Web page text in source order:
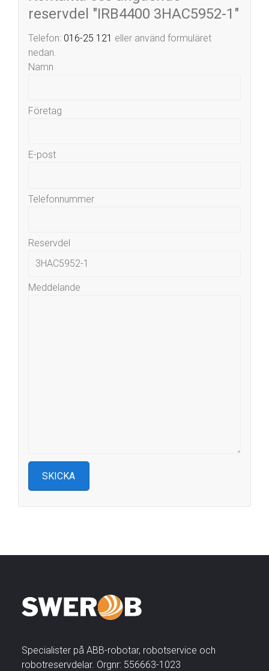
reservdel "IRB4400 3HAC5952-1"
Telefon: 016-25 121 eller använd formuläret
nedan.
Namn
Företag
E-post
Telefonnummer
Reservdel
Meddelande
Specialister på ABB-robotar, robotservice och
robotreservdelar. Orgnr: 556663-1023